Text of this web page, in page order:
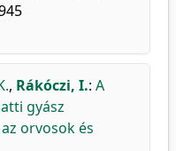
, Rákóczi, I.: A
gyász
orvosok és